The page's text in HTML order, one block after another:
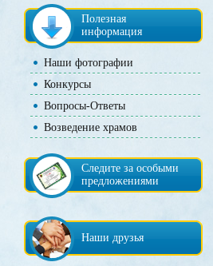
Полезная
информация
Наши фотографии
Конкурсы
Вопросы-Ответы
Возведение храмов
Следите за особыми
предложениями
Наши друзья